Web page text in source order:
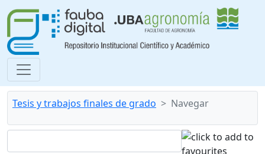
Tesis y trabajos finales de grado Navegar